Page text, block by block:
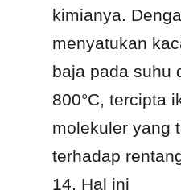
kimianya.
menyatukan
baja pada suhu
800°C, tercipta
molekuler yang
terhadap
14. Hal ini